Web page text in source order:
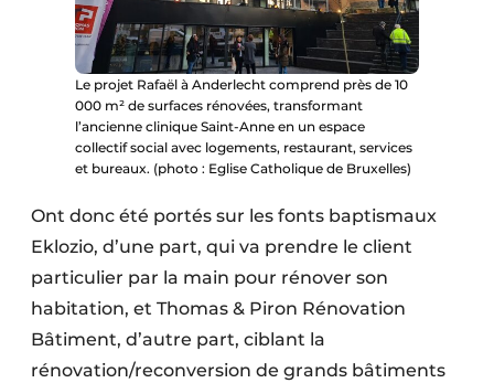
Le projet Rafaël à Anderlecht comprend près de 10
000 m² de surfaces rénovées, transformant
l’ancienne clinique Saint-Anne en un espace
collectif social avec logements, restaurant, services
et bureaux. (photo : Eglise Catholique de Bruxelles)
Ont donc été portés sur les fonts baptismaux
Eklozio, d’une part, qui va prendre le client
particulier par la main pour rénover son
habitation, et Thomas & Piron Rénovation
Bâtiment, d’autre part, ciblant la
rénovation/reconversion de grands bâtiments